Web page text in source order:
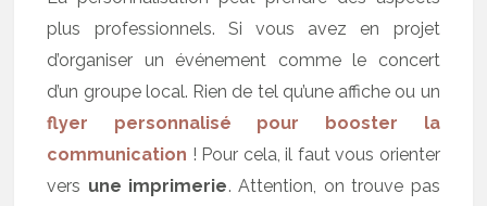
plus professionnels. Si vous avez en projet
d’organiser un événement comme le concert
d’un groupe local. Rien de tel qu’une affiche ou un
flyer personnalisé pour booster la
communication ! Pour cela, il faut vous orienter
vers une imprimerie. Attention, on trouve pas